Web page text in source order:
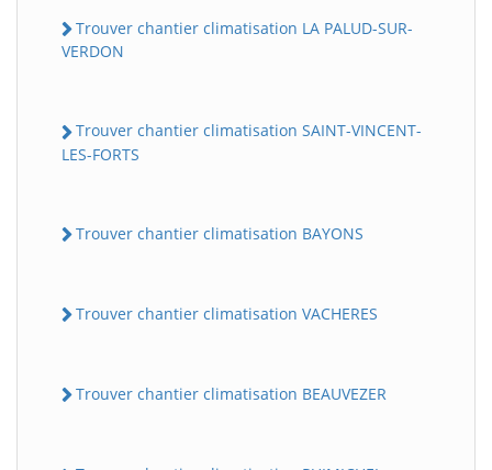
Trouver chantier climatisation LA PALUD-SUR-
VERDON
Trouver chantier climatisation SAINT-VINCENT-
LES-FORTS
Trouver chantier climatisation BAYONS
Trouver chantier climatisation VACHERES
Trouver chantier climatisation BEAUVEZER
BatiWebPro